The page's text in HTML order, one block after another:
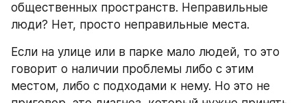
общественных пространств. Неправильные
люди? Нет, просто неправильные места.
Если на улице или в парке мало людей, то это
говорит о наличии проблемы либо с этим
местом, либо с подходами к нему. Но это не